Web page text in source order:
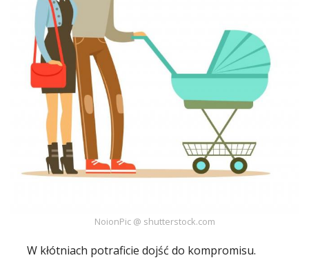
NoionPic @ shutterstock.com
W kłótniach potraficie dojść do kompromisu.